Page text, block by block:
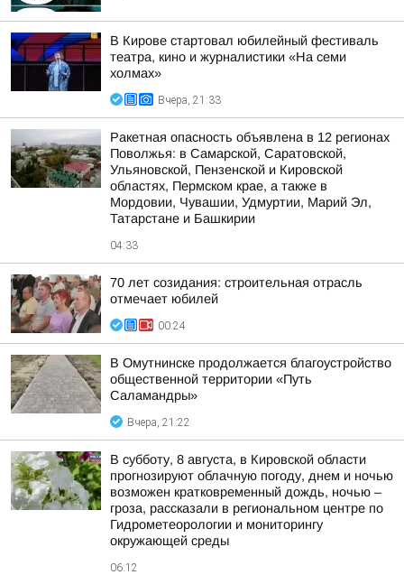
В Кирове стартовал юбилейный фестиваль
театра, кино и журналистики «На семи
холмах»
Вчера, 21:33
Ракетная опасность объявлена в 12 регионах
Поволжья: в Самарской, Саратовской,
Ульяновской, Пензенской и Кировской
областях, Пермском крае, а также в
Мордовии, Чувашии, Удмуртии, Марий Эл,
Татарстане и Башкирии
04:33
70 лет созидания: строительная отрасль
отмечает юбилей
00:24
В Омутнинске продолжается благоустройство
общественной территории «Путь
Саламандры»
Вчера, 21:22
В субботу, 8 августа, в Кировской области
прогнозируют облачную погоду, днем и ночью
возможен кратковременный дождь, ночью –
гроза, рассказали в региональном центре по
Гидрометеорологии и мониторингу
окружающей среды
06:12